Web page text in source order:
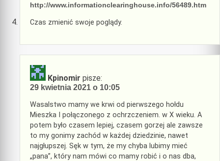
http://www.informationclearinghouse.info/56489.htm
Czas zmienić swoje poglądy.
Kpinomir pisze:
29 kwietnia 2021 o 10:05
Wasalstwo mamy we krwi od pierwszego hołdu
Mieszka I połączonego z ochrzczeniem. w X wieku. A
potem było czasem lepiej, czasem gorzej ale zawsze
to my gonimy zachód w każdej dziedzinie, nawet
najgłupszej. Sęk w tym, że my chyba lubimy mieć
„pana”, który nam mówi co mamy robić i o nas dba,